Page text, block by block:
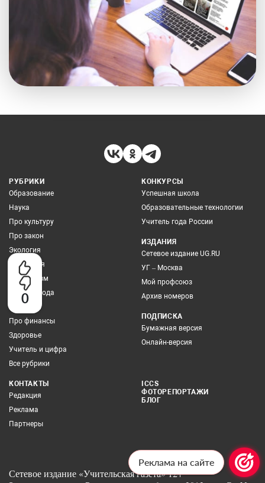
0
РУБРИКИ
Образование
Наука
Про культуру
Про закон
Экология
Выбор дня
Про туризм
Учитель года
Грамотей
Про финансы
Здоровье
Учитель и цифра
Все рубрики
КОНКУРСЫ
Успешная школа
Образовательные технологии
Учитель года России
ИЗДАНИЯ
Сетевое издание UG.RU
УГ – Москва
Мой профсоюз
Архив номеров
ПОДПИСКА
Бумажная версия
Онлайн-версия
КОНТАКТЫ
Редакция
Реклама
Партнеры
ICCS
ФОТОРЕПОРТАЖИ
БЛОГ
Сетевое издание «Учительская газета» 12+
Реклама на сайте